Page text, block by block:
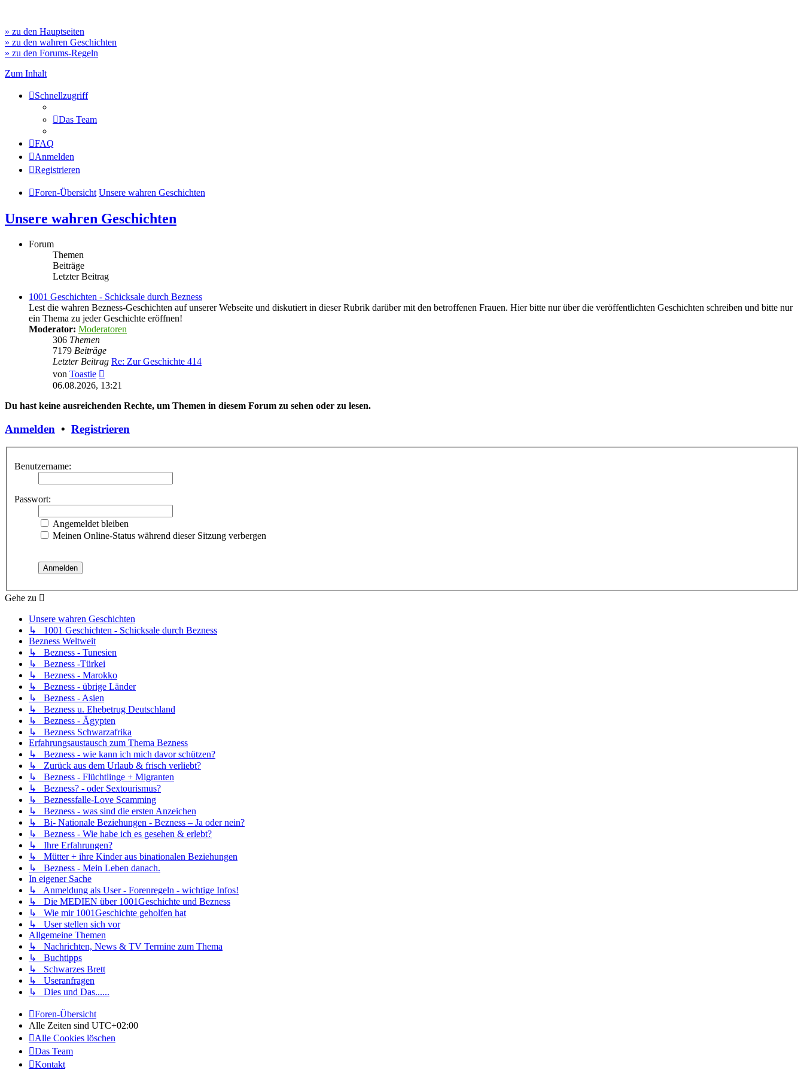
» zu den Hauptseiten
» zu den wahren Geschichten
» zu den Forums-Regeln
Zum Inhalt
Schnellzugriff
Das Team
FAQ
Anmelden
Registrieren
Foren-Übersicht Unsere wahren Geschichten
Unsere wahren Geschichten
Forum
Themen
Beiträge
Letzter Beitrag
1001 Geschichten - Schicksale durch Bezness
Lest die wahren Bezness-Geschichten auf unserer Webseite und diskutiert in dieser Rubrik darüber mit den betroffenen Frauen. Hier bitte nur über die veröffentlichten Geschichten schreiben und bitte nur
ein Thema zu jeder Geschichte eröffnen!
Moderator: Moderatoren
306 Themen
7179 Beiträge
Letzter Beitrag Re: Zur Geschichte 414
von Toastie
Beitrag
06.08.2026, 13:21
Du hast keine ausreichenden Rechte, um Themen in diesem Forum zu sehen oder zu lesen.
Anmelden • Registrieren
Benutzername:
Passwort:
Angemeldet bleiben
Meinen Online-Status während dieser Sitzung verbergen
Gehe zu
Unsere wahren Geschichten
↳ 1001 Geschichten - Schicksale durch Bezness
Bezness Weltweit
↳ Bezness - Tunesien
↳ Bezness -Türkei
↳ Bezness - Marokko
↳ Bezness - übrige Länder
↳ Bezness - Asien
↳ Bezness u. Ehebetrug Deutschland
↳ Bezness - Ägypten
↳ Bezness Schwarzafrika
Erfahrungsaustausch zum Thema Bezness
↳ Bezness - wie kann ich mich davor schützen?
↳ Zurück aus dem Urlaub & frisch verliebt?
↳ Bezness - Flüchtlinge + Migranten
↳ Bezness? - oder Sextourismus?
↳ Beznessfalle-Love Scamming
↳ Bezness - was sind die ersten Anzeichen
↳ Bi- Nationale Beziehungen - Bezness – Ja oder nein?
↳ Bezness - Wie habe ich es gesehen & erlebt?
↳ Ihre Erfahrungen?
↳ Mütter + ihre Kinder aus binationalen Beziehungen
↳ Bezness - Mein Leben danach.
In eigener Sache
↳ Anmeldung als User - Forenregeln - wichtige Infos!
↳ Die MEDIEN über 1001Geschichte und Bezness
↳ Wie mir 1001Geschichte geholfen hat
↳ User stellen sich vor
Allgemeine Themen
↳ Nachrichten, News & TV Termine zum Thema
↳ Buchtipps
↳ Schwarzes Brett
↳ Useranfragen
↳ Dies und Das......
Foren-Übersicht
Alle Zeiten sind UTC+02:00
Alle Cookies löschen
Das Team
Kontakt